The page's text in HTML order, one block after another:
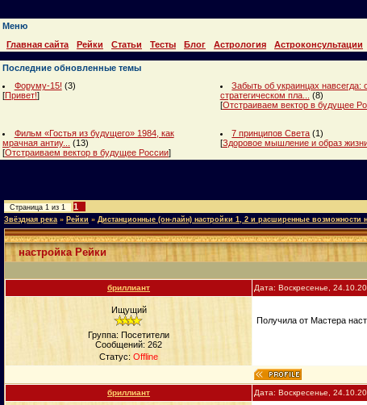
Меню
Главная сайта
Рейки Статьи Тесты Блог Астрология Астроконсультации
Последние обновленные темы
Форуму-15! (3)
[Привет!]
Забыть об украинцах навсегда:
стратегическом пла...
(8)
[Отстраиваем вектор в будущее
Фильм «Гостья из будущего» 1984, как
мрачная антиу...
(13)
[Отстраиваем вектор в будущее России]
7 принципов Света (1)
[Здоровое мышление и образ
Страница 1 из 1 1
Звёздная река » Рейки » Дистанционные (он-лайн) настройки 1, 2 и расширенные возможности
настройка Рейки
бриллиант Дата: Воскресенье,
Ищущий
Группа: Посетители
Сообщений: 262
Статус: Offline
Получила от Мастера
бриллиант Дата: Воскресенье,